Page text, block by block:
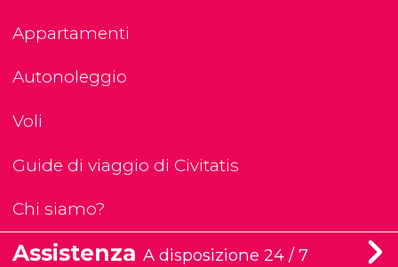
Appartamenti
Autonoleggio
Voli
Guide di viaggio di Civitatis
Chi siamo?
Assistenza A disposizione 24 / 7